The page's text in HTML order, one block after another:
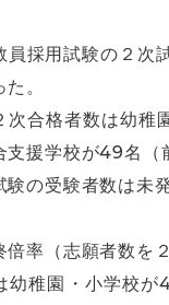
員採用試験の２次
。
次合格者数は幼稚
支援学校が49名（
験の受験者数は未発
倍率（志願者数を
幼稚園・小学校